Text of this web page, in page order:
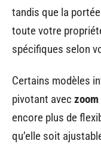
tandis que la
toute votre
spécifiques selon
Certains modèles
pivotant avec
encore plus de
qu’elle soit